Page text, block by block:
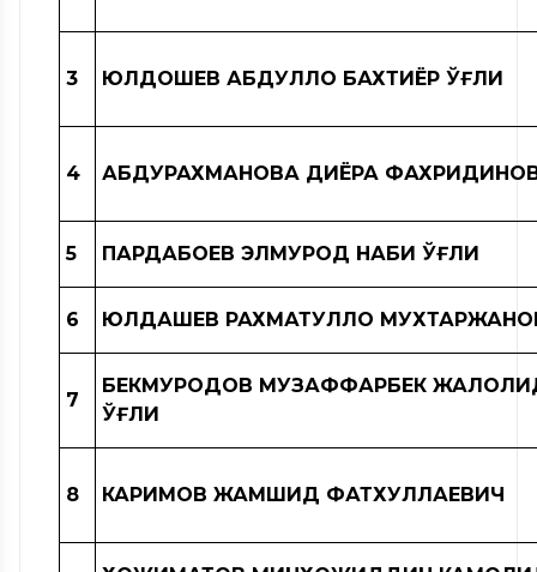
3 ЮЛДОШЕВ АБДУЛЛОҲ БАХТИЁР ЎҒЛИ
4 АБДУРАХМАНОВА ДИЁРА
5 ПАРДАБОЕВ ЭЛМУРОД НАБИ ЎҒЛИ
6 ЮЛДАШЕВ РАХМАТУЛЛО
7
БЕКМУРОДОВ МУЗАФФАРБЕК
ЎҒЛИ
8 КАРИМОВ ЖАМШИД ФАТХУЛЛАЕВИЧ